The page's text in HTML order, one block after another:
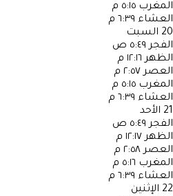
المغرب ٥:١٥ م
العشاء ٦:٣٩ م
20 السبت
الفجر ٥:٤٩ ص
الظهر ١٢:١٦ م
العصر ٢:٥٧ م
المغرب ٥:١٥ م
العشاء ٦:٣٩ م
21 الأحد
الفجر ٥:٤٩ ص
الظهر ١٢:١٧ م
العصر ٢:٥٨ م
المغرب ٥:١٦ م
العشاء ٦:٣٩ م
22 الإثنين